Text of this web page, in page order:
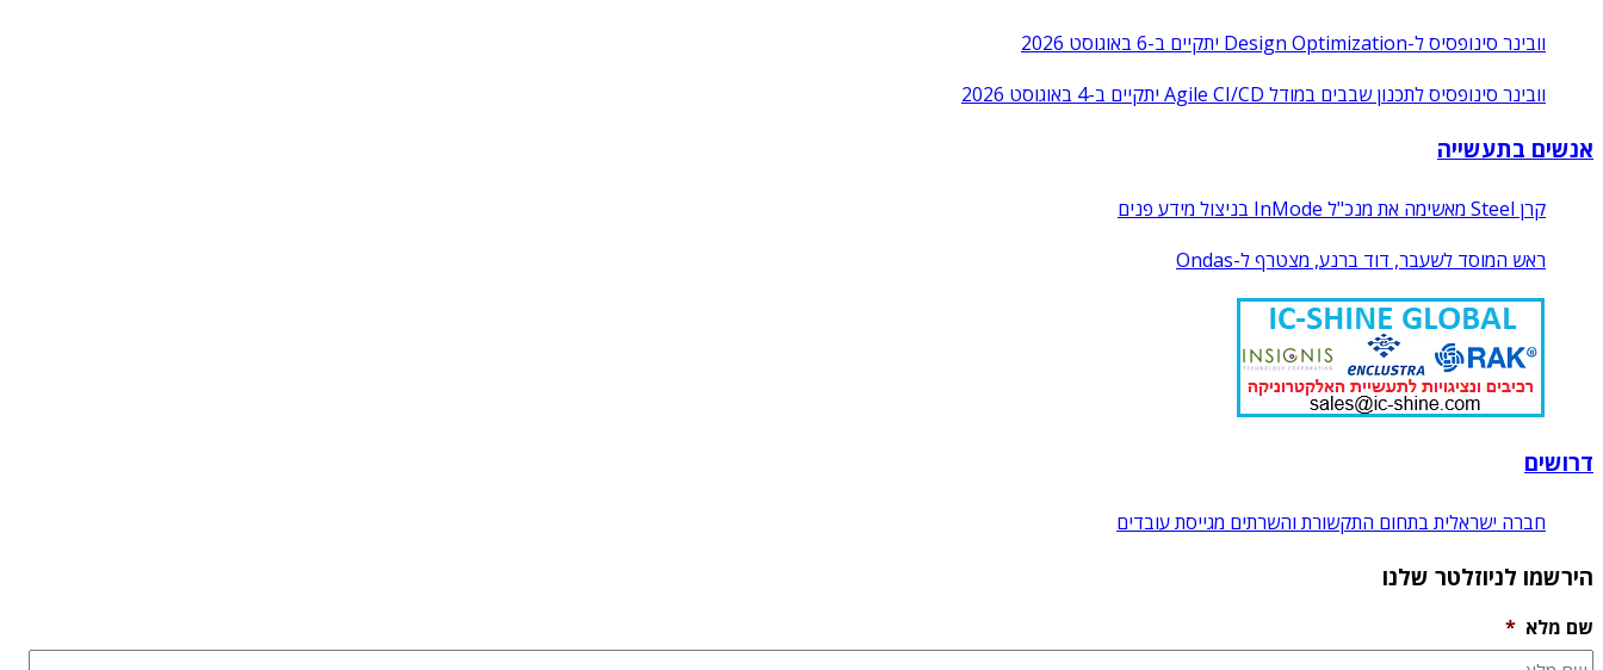
וובינר סינופסיס ל-Design Optimization יתקיים ב-6 באוגוסט 2026
וובינר סינופסיס לתכנון שבבים במודל Agile CI/CD יתקיים ב-4 באוגוסט 2026
אנשים בתעשייה
קרן Steel מאשימה את מנכ"ל InMode בניצול מידע פנים
ראש המוסד לשעבר, דוד ברנע, מצטרף ל-Ondas
דרושים
חברה ישראלית בתחום התקשורת והשרתים מגייסת עובדים
הירשמו לניוזלטר שלנו
שם מלא *